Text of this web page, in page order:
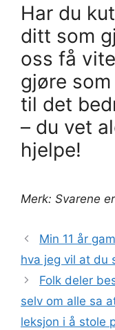
Har du
ditt som
oss få
gjøre
til det
– du vet
hjelpe!
Merk: Svarene
Min 11 år
hva jeg vil at du
Folk deler
selv om alle sa
leksjon i å stole